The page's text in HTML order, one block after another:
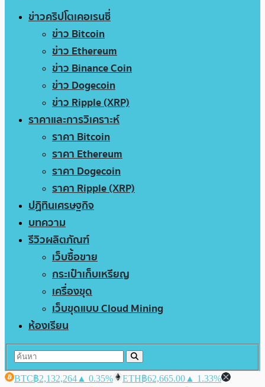
ข่าวคริปโตเคอเรนซี่
ข่าว Bitcoin
ข่าว Ethereum
ข่าว Binance Coin
ข่าว Dogecoin
ข่าว Ripple (XRP)
ราคาและการวิเคราะห์
ราคา Bitcoin
ราคา Ethereum
ราคา Dogecoin
ราคา Ripple (XRP)
ปฏิทินเศรษฐกิจ
บทความ
รีวิวผลิตภัณฑ์
เว็บซื้อขาย
กระเป๋าเก็บเหรียญ
เครื่องขุด
เว็บขุดแบบ Cloud Mining
ห้องเรียน
BTC฿2,132,264 ▲ 0.35% ETH฿62,665.00 ▲ 1.33%